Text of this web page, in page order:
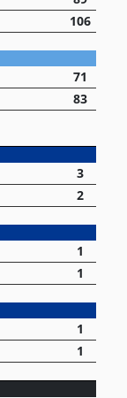
106
71
83
3
2
1
1
1
1